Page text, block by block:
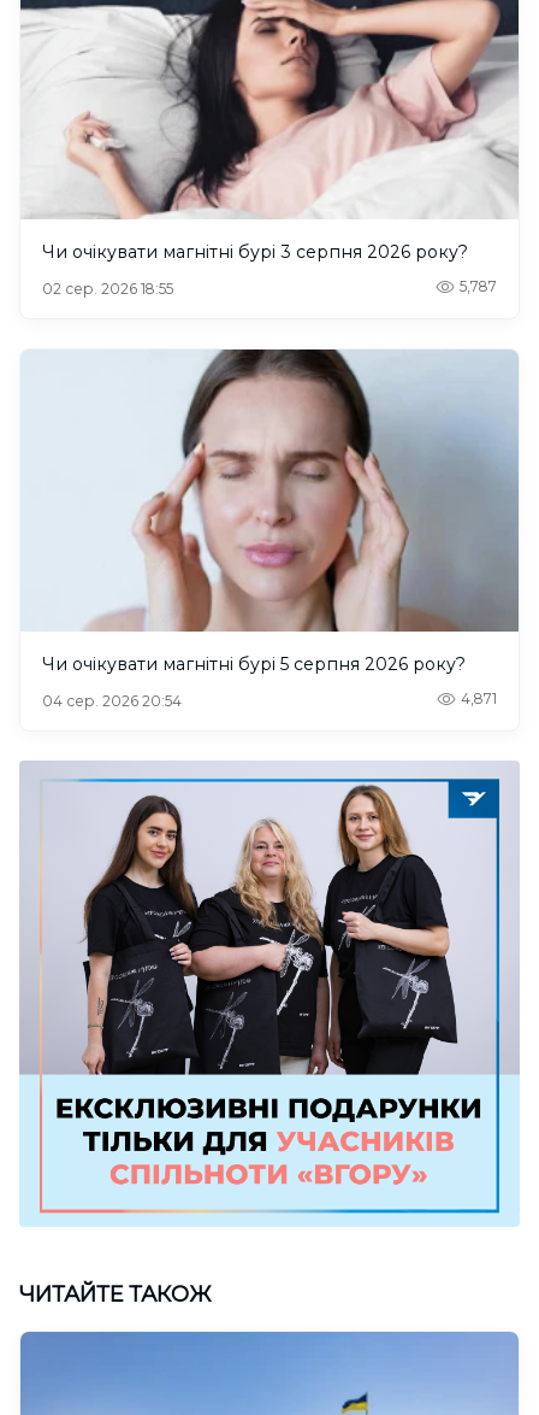
Чи очікувати магнітні бурі 3 серпня 2026 року?
02 сер. 2026 18:55 5,787
Чи очікувати магнітні бурі 5 серпня 2026 року?
04 сер. 2026 20:54 4,871
ЧИТАЙТЕ ТАКОЖ